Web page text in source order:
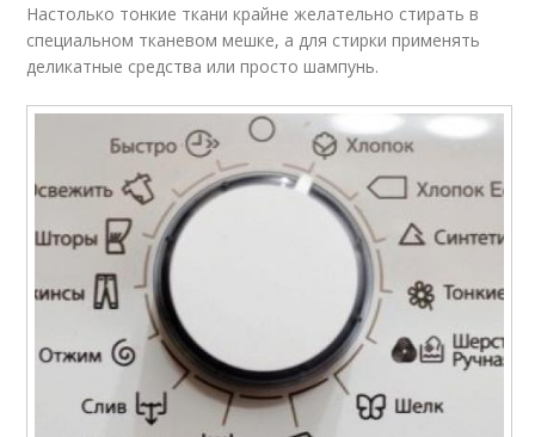
Настолько тонкие ткани крайне желательно стирать в
специальном тканевом мешке, а для стирки применять
деликатные средства или просто шампунь.